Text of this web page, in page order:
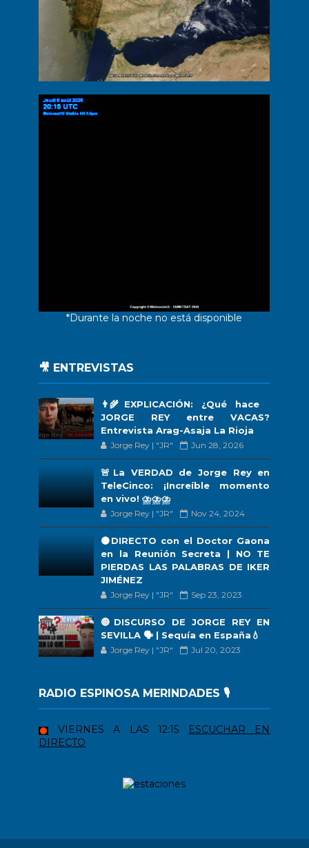
*Durante la noche no está disponible
🎥 ENTREVISTAS
👨‍🌾EXPLICACIÓN: ¿Qué hace
JORGE REY entre VACAS?
Entrevista Arag-Asaja La Rioja
Jorge Rey | "JR" Jun 28, 2026
🚨La VERDAD de Jorge Rey en
TeleCinco: ¡Increíble momento
en vivo! ⛈️⛈️⛈️
Jorge Rey | "JR" Nov 24, 2024
🟠DIRECTO con el Doctor Gaona
en la Reunión Secreta | NO TE
PIERDAS LAS PALABRAS DE IKER
JIMÉNEZ
Jorge Rey | "JR" Sep 23, 2023
🔴DISCURSO DE JORGE REY EN
SEVILLA 🗣 | Sequía en España💧
Jorge Rey | "JR" Jul 20, 2023
RADIO ESPINOSA MERINDADES 🎙️
VIERNES A LAS 12:15
ESCUCHAR EN
DIRECTO